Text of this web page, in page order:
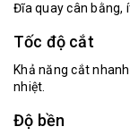
Đĩa quay cân bằng,
Tốc độ cắt
Khả năng cắt
nhiệt.
Độ bền